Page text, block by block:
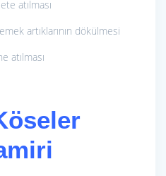
atılması
artıklarının dökülmesi
atılması